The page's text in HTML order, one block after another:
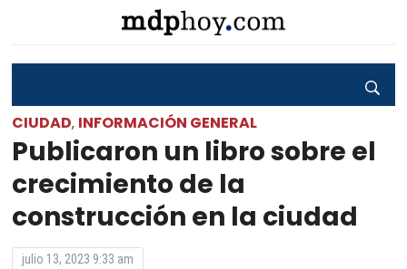
CIUDAD, INFORMACIÓN GENERAL
Publicaron un libro sobre el
crecimiento de la
construcción en la ciudad
julio 13, 2023 9:33 am